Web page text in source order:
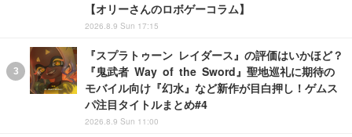
【オリーさんのロボゲーコラム】
2026.8.9 Sun 17:15
『スプラトゥーン レイダース』の評価はいかほど？
『鬼武者 Way of the Sword』聖地巡礼に期待の
モバイル向け『幻水』など新作が目白押し！ゲムス
パ注目タイトルまとめ#4
2026.8.9 Sun 11:00